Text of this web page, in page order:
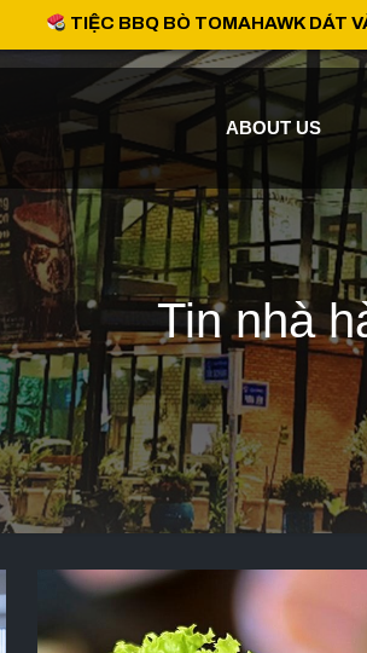
ABOUT US
Tin nhà
TIỆC BBQ BÒ TOMAHAWK DÁT